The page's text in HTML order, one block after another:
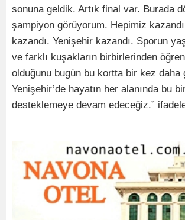
sonuna geldik. Artık final var. Burada
şampiyon görüyorum. Hepimiz
kazandı. Yenişehir kazandı. Sporun
ve farklı kuşakların birbirlerinden
olduğunu bugün bu kortta bir kez daha
Yenişehir’de hayatın her alanında bu
desteklemeye devam edeceğiz.”